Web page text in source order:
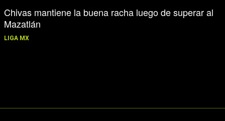
Chivas mantiene la buena racha luego de superar al
Mazatlán
LIGA MX